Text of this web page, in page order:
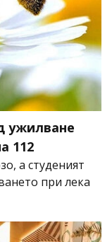
ужилване
112
а студеният
при лека